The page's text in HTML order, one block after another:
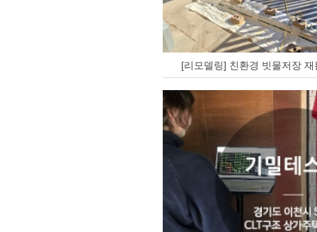
[리모델링] 친환경 빗물저장